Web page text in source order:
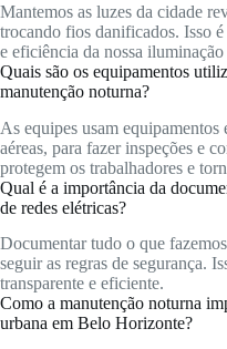
Mantemos as luzes da cidade
trocando fios danificados. Isso
e eficiência da nossa
Quais são os equipamentos
manutenção noturna?
As equipes usam equipamentos
aéreas, para fazer inspeções e
protegem os trabalhadores e
Qual é a importância da
de redes elétricas?
Documentar tudo o que
seguir as regras de segurança.
transparente e eficiente.
Como a manutenção noturna
urbana em Belo Horizonte?